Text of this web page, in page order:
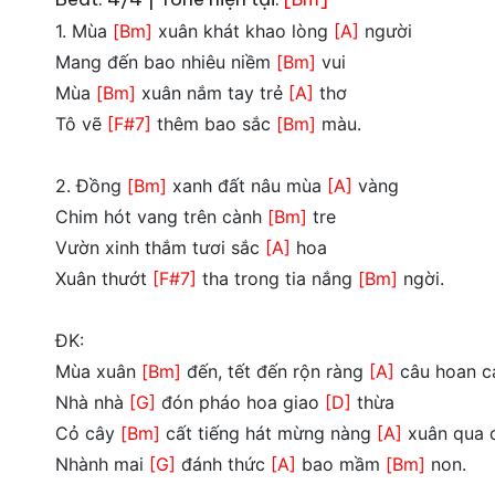
1. Mùa [Bm] xuân khát khao lòng [A] người
Mang đến bao nhiêu niềm [Bm] vui
Mùa [Bm] xuân nắm tay trẻ [A] thơ
Tô vẽ [F#7] thêm bao sắc [Bm] màu.
2. Đồng [Bm] xanh đất nâu mùa [A] vàng
Chim hót vang trên cành [Bm] tre
Vườn xinh thắm tươi sắc [A] hoa
Xuân thướt [F#7] tha trong tia nắng [Bm] ngời.
ĐK:
Mùa xuân [Bm] đến, tết đến rộn ràng [A] câu hoan
Nhà nhà [G] đón pháo hoa giao [D] thừa
Cỏ cây [Bm] cất tiếng hát mừng nàng [A] xuân qua
Nhành mai [G] đánh thức [A] bao mầm [Bm] non.